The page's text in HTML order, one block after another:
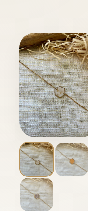
simples à offrir.
délicate et lumineuse.